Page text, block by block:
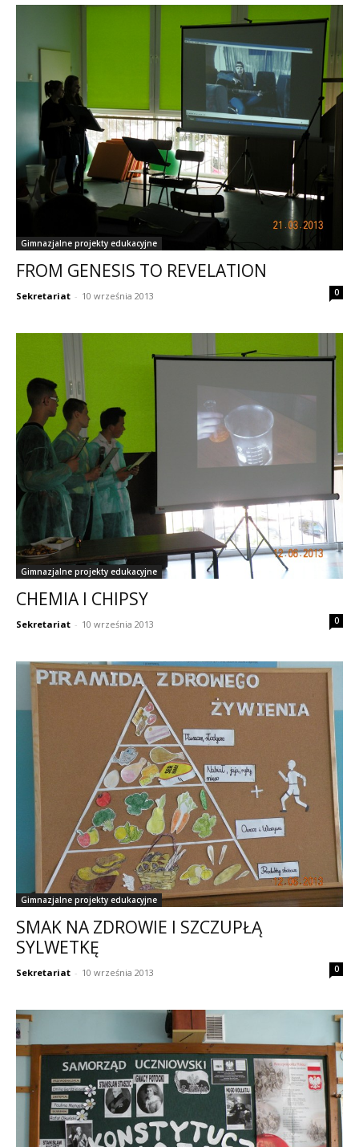
Gimnazjalne projekty edukacyjne
FROM GENESIS TO REVELATION
Sekretariat - 10 września 2013 0
Gimnazjalne projekty edukacyjne
CHEMIA I CHIPSY
Sekretariat - 10 września 2013 0
Gimnazjalne projekty edukacyjne
SMAK NA ZDROWIE I SZCZUPŁĄ
SYLWETKĘ
Sekretariat - 10 września 2013 0